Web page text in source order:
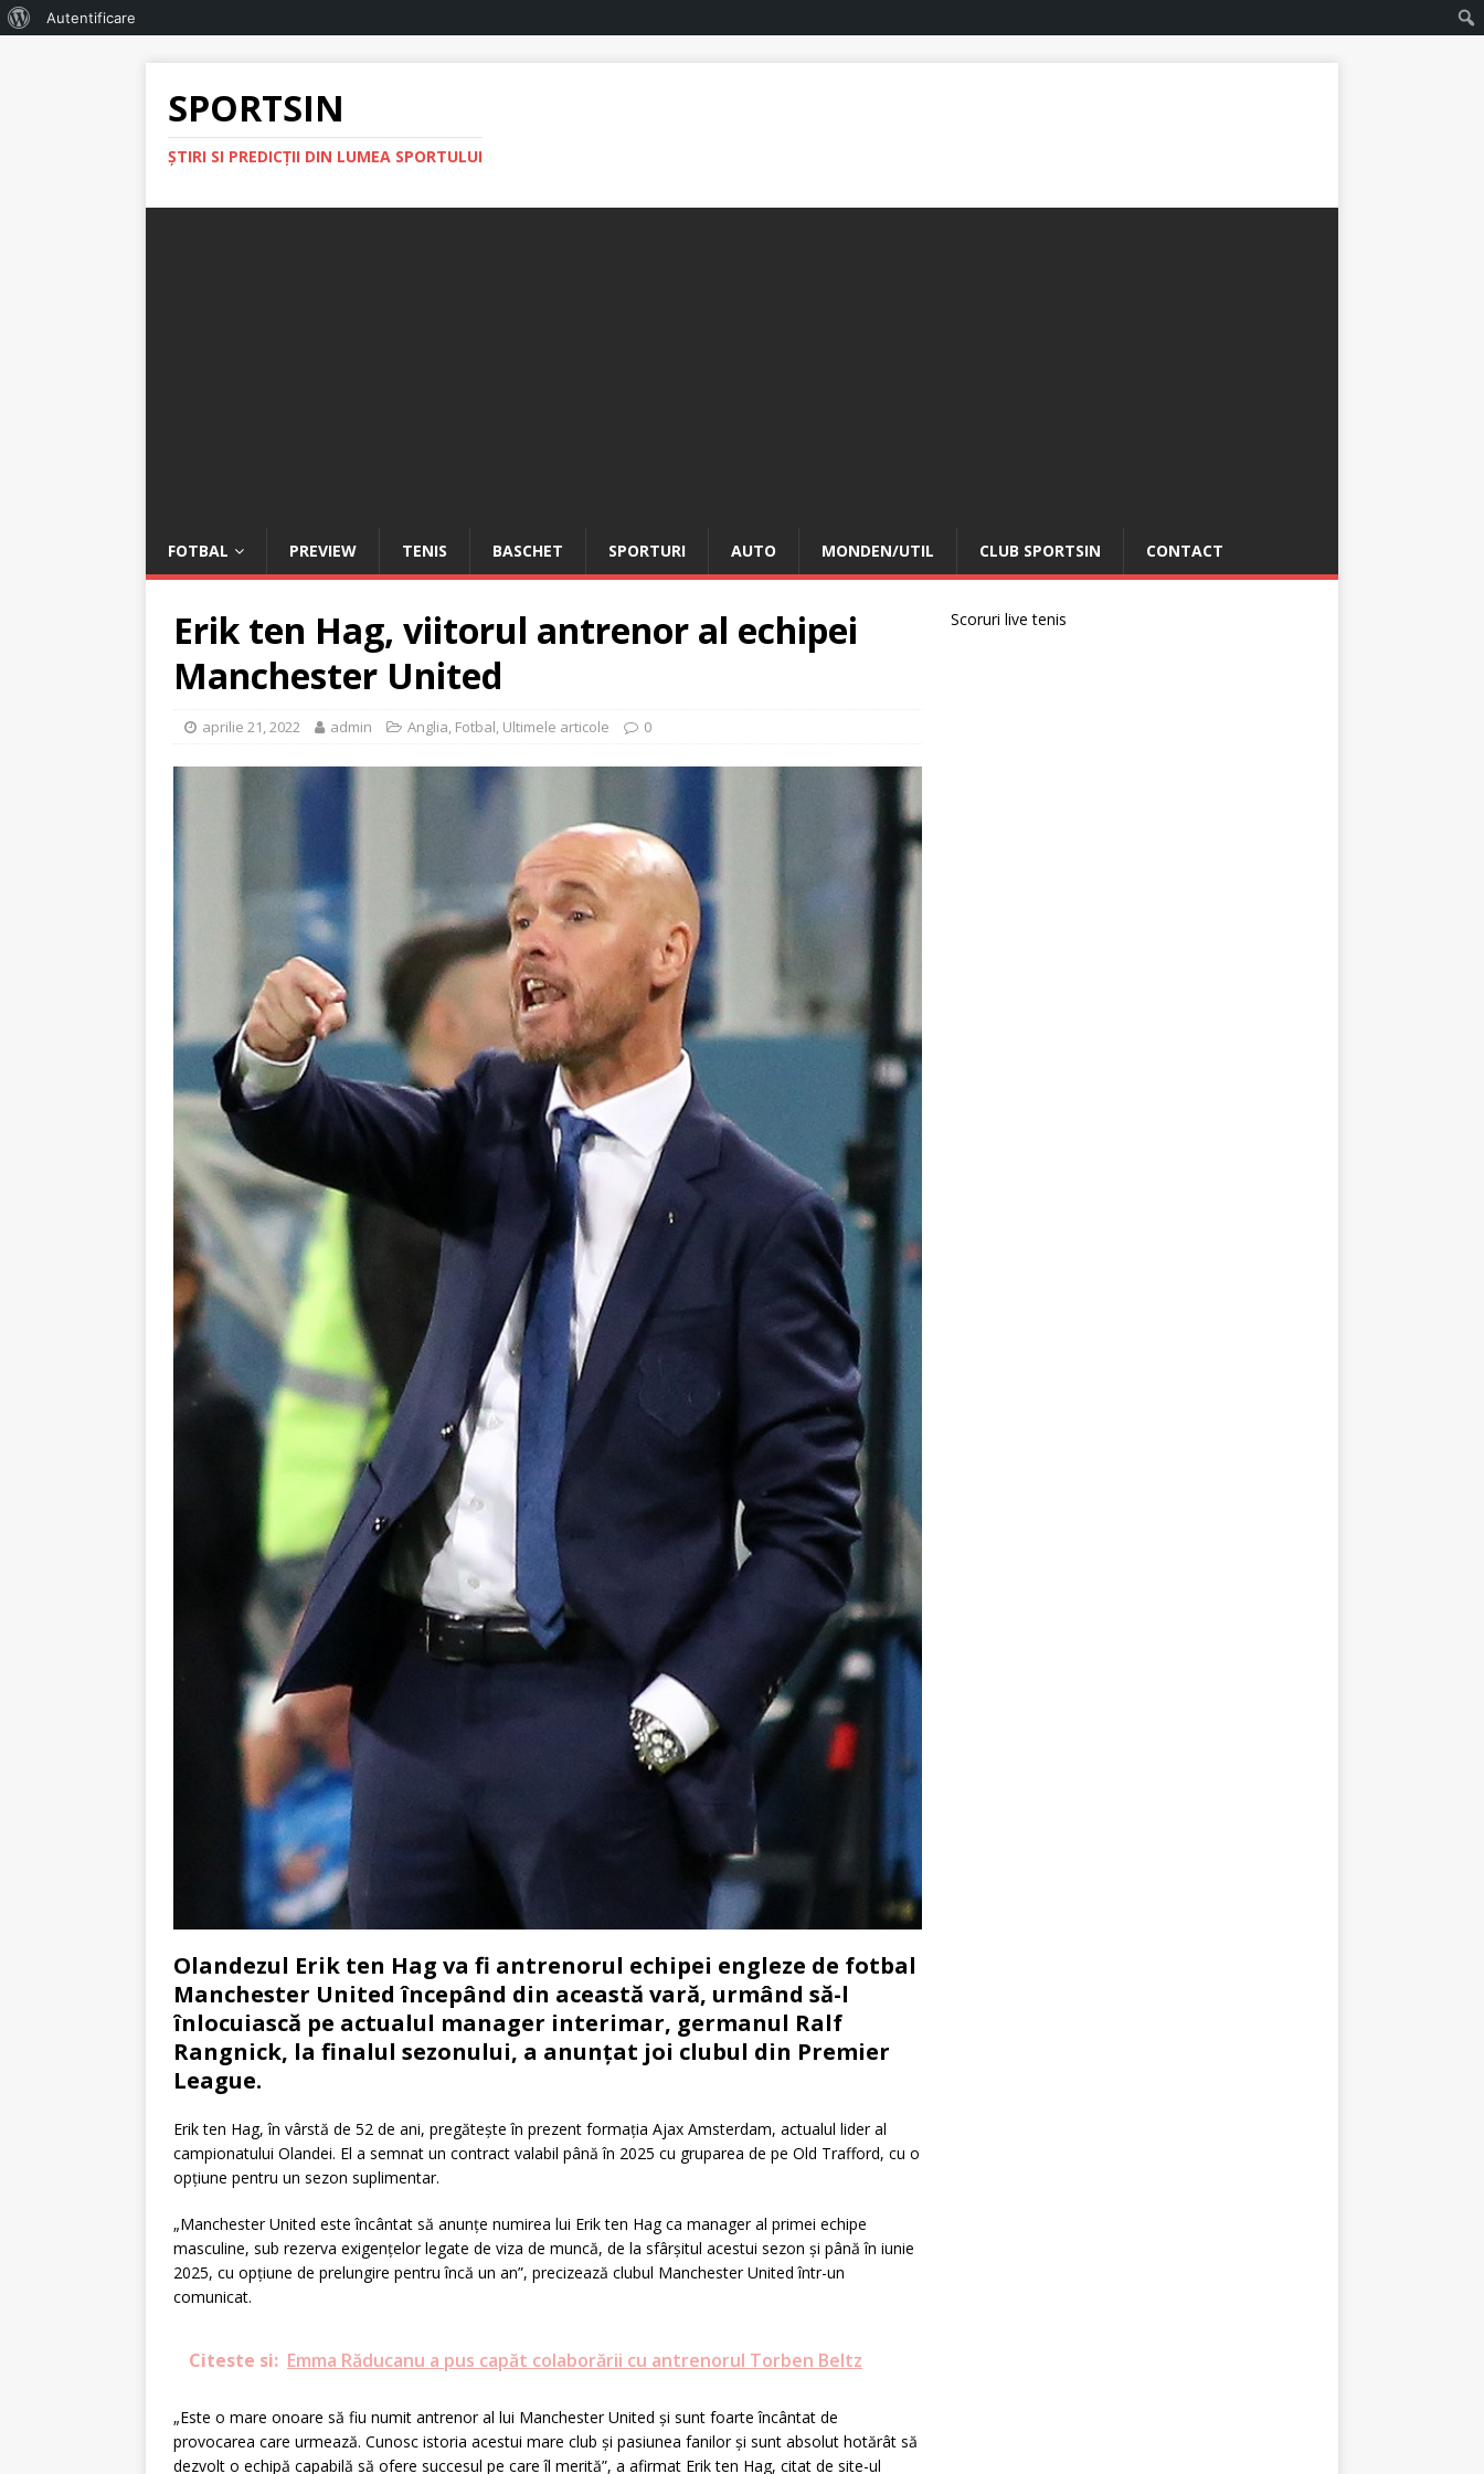
Autentificare
SPORTSIN
ŞTIRI SI PREDICŢII DIN LUMEA SPORTULUI
FOTBAL PREVIEW TENIS BASCHET SPORTURI AUTO MONDEN/UTIL CLUB SPORTSIN CONTACT
Erik ten Hag, viitorul antrenor al echipei
Manchester United
aprilie 21, 2022 admin Anglia, Fotbal, Ultimele articole 0
Olandezul Erik ten Hag va fi antrenorul echipei engleze de fotbal
Manchester United începând din această vară, urmând să-l
înlocuiască pe actualul manager interimar, germanul Ralf
Rangnick, la finalul sezonului, a anunţat joi clubul din Premier
League.
Erik ten Hag, în vârstă de 52 de ani, pregăteşte în prezent formaţia Ajax Amsterdam, actualul lider al
campionatului Olandei. El a semnat un contract valabil până în 2025 cu gruparea de pe Old Trafford, cu o
opţiune pentru un sezon suplimentar.
„Manchester United este încântat să anunţe numirea lui Erik ten Hag ca manager al primei echipe
masculine, sub rezerva exigenţelor legate de viza de muncă, de la sfârşitul acestui sezon şi până în iunie
2025, cu opţiune de prelungire pentru încă un an”, precizează clubul Manchester United într-un
comunicat.
Citeste si: Emma Răducanu a pus capăt colaborării cu antrenorul Torben Beltz
„Este o mare onoare să fiu numit antrenor al lui Manchester United şi sunt foarte încântat de
provocarea care urmează. Cunosc istoria acestui mare club şi pasiunea fanilor şi sunt absolut hotărât să
dezvolt o echipă capabilă să ofere succesul pe care îl merită”, a afirmat Erik ten Hag, citat de site-ul
Scoruri live tenis